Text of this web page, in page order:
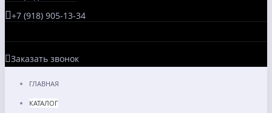
+7 (918) 905-13-34
Заказать звонок
ГЛАВНАЯ
КАТАЛОГ